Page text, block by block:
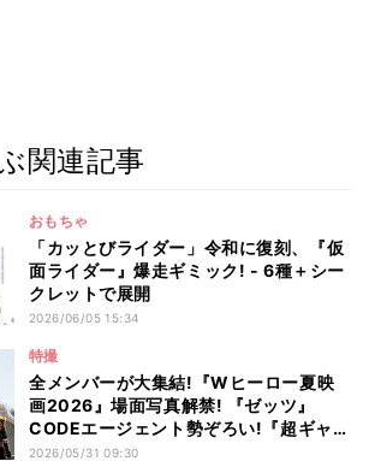
関連記事
おもちゃ
「カッとびライダー」令和に復刻、『仮
面ライダー』爆走ギミック! - 6種＋シー
クレットで展開
2026/06/05 15:34
特撮
全メンバーが大集結!『Wヒーロー夏映
画2026』場面写真解禁! 『ゼッツ』
CODEエージェント勢ぞろい!『超ギャバ
ン』時空を超えて4人のギャバンが集う!
2026/05/31 09:30